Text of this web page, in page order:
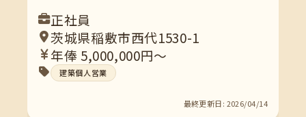
正社員
茨城県稲敷市西代1530-1
年俸 5,000,000円～
建築個人営業
最終更新日: 2026/04/14